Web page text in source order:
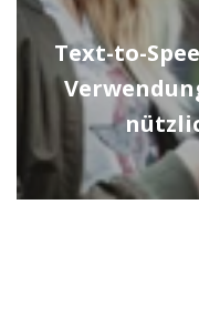
Text-to-